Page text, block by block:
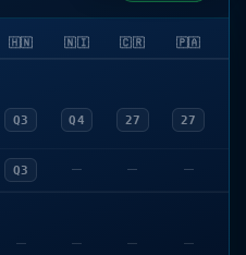
🇭🇳 🇳🇮 🇨🇷 🇵🇦
Q3 Q4 27 27
Q3 — — —
— — — —